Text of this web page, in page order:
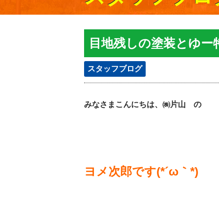
目地残しの塗装とゆー
スタッフブログ
みなさまこんにちは、㈱片山 の
ヨメ次郎です(*´ω｀*)